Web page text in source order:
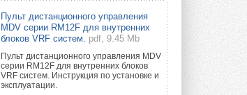
Пульт дистанционного управления
MDV серии RM12F для внутренних
блоков VRF систем.
pdf, 9.45 Mb
Пульт дистанционного управления MDV
серии RM12F для внутренних блоков
VRF систем. Инструкция по установке и
эксплуатации.